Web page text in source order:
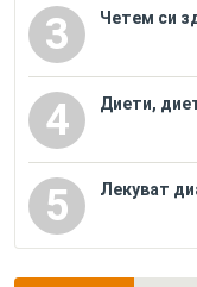
3 Четем си
4 Диети,
5 Лекуват